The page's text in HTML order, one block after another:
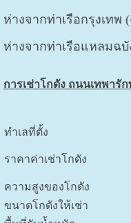
ห่างจากท่าเรือกรุงเทพ
ห่างจากท่าเรือแหลมฉบั
การเช่าโกดัง ถนนเทพารั
ทำเลที่ตั้ง
ราคาค่าเช่าโกดัง
ความสูงของโกดัง
ขนาดโกดังให้เช่า